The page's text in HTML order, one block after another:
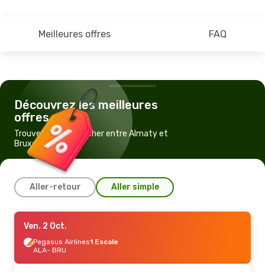
Meilleures offres FAQ
Découvrez les meilleures
offres
Trouvez un vol pas cher entre Almaty et
Bruxelles
Aller-retour Aller simple
Jeu. 20 Août
Pegasus Airlines1 Escale
ALA- BRU
BRU- ALA
Ven. 2 Oct.
Pegasus Airlines1 Escale
ALA- BRU